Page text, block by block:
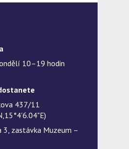
10–19 hodin
437/11
3, zastávka Muzeum –